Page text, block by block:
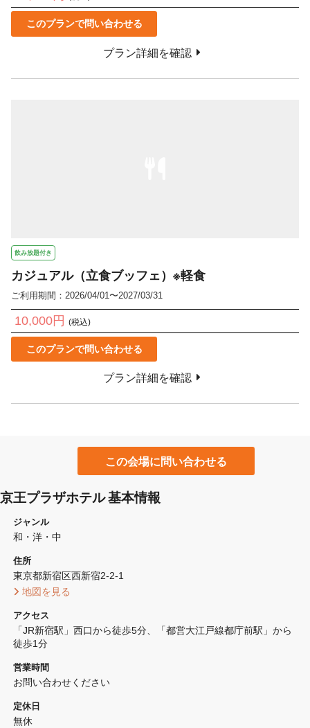
このプランで問い合わせる
プラン詳細を確認
飲み放題付き
カジュアル（立食ブッフェ）※軽食
ご利用期間：2026/04/01〜2027/03/31
10,000円 (税込)
このプランで問い合わせる
プラン詳細を確認
この会場に問い合わせる
京王プラザホテル 基本情報
ジャンル
和・洋・中
住所
東京都新宿区西新宿2-2-1
地図を見る
アクセス
「JR新宿駅」西口から徒歩5分、「都営大江戸線都庁前駅」から
徒歩1分
営業時間
お問い合わせください
定休日
無休